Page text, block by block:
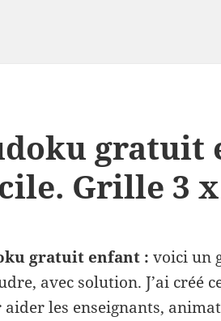
gratuit
Grille 3
gratuit enfant : voici un
avec solution. J’ai
les enseignants,